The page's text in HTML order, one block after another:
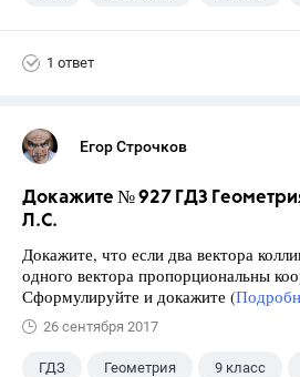
1 ответ
Егор Строчков
Докажите № 927 ГДЗ
Л.С.
Докажите, что если два вектора
одного вектора пропорциональны
Сформулируйте и докажите (
26 сентября 2017
ГДЗ Геометрия 9 класс